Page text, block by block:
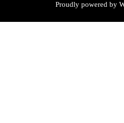
Proudly powered by